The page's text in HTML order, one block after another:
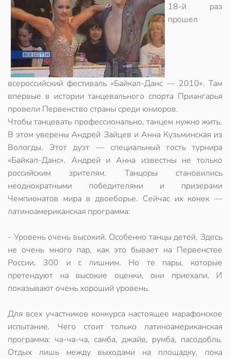
18-й раз
прошел
всероссийский фестиваль «Байкал-Данс — 2010». Там
впервые в истории танцевального спорта Приангарья
провели Первенство страны среди юниоров.
Чтобы танцевать профессионально, танцем нужно жить.
В этом уверены Андрей Зайцев и Анна Кузьминская из
Вологды. Этот дуэт — специальный гость турнира
«Байкал-Данс». Андрей и Анна известны не только
российским зрителям. Танцоры становились
неоднократными победителями и призерами
Чемпионатов мира в двоеборье. Сейчас их конек —
латиноамериканская программа:
- Уровень очень высокий. Особенно танцы детей. Здесь
не очень много пар, как это бывает на Первенстве
России, 300 и с лишним. Но те пары, которые
претендуют на высокие оценки, они приехали. И
показывают очень хороший уровень.
Для всех участников конкурса настоящее марафонское
испытание. Чего стоит только латиноамериканская
программа: ча-ча-ча, самба, джайв, румба, пасодобль.
Отдых лишь между выходами на площадку, пока